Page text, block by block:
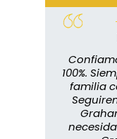
100%.
familia